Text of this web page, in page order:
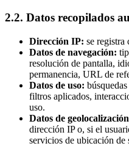
2.2. Datos recopilados
Dirección IP: se registra
Datos de navegación:
resolución de pantalla,
permanencia, URL de
Datos de uso:
filtros aplicados,
uso.
Datos de
dirección IP o, si el
servicios de ubicación de